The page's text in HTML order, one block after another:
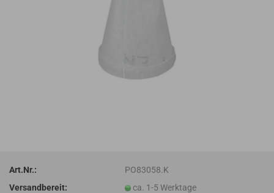
Art.Nr.:
PO83058.K
Versandbereit:
ca. 1-5 Werktage